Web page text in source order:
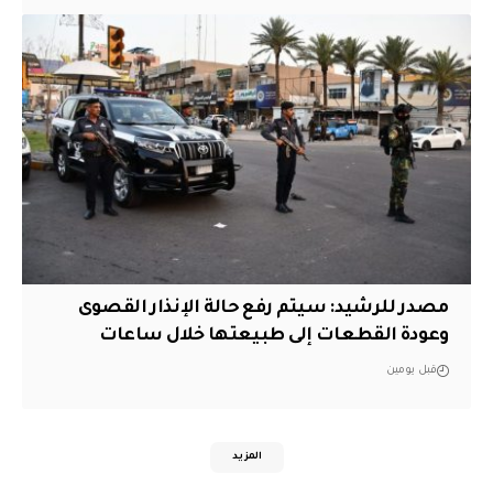
مصدر للرشيد: سيتم رفع حالة الإنذار القصوى
وعودة القطعات إلى طبيعتها خلال ساعات
قبل يومين
المزيد